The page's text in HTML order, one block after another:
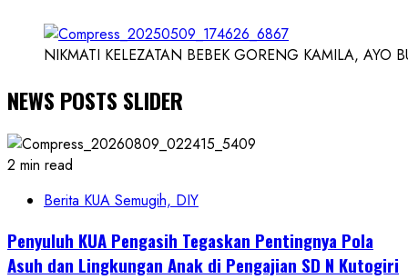
NIKMATI KELEZATAN BEBEK GORENG KAMILA, AYO
NEWS POSTS SLIDER
2 min read
Berita KUA Semugih, DIY
Penyuluh KUA Pengasih Tegaskan Pentingnya Pola
Asuh dan Lingkungan Anak di Pengajian SD N Kutogiri